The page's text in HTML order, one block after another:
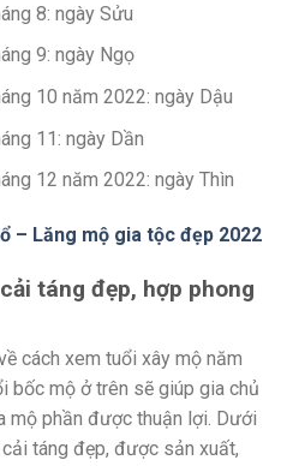
8: ngày Sửu
9: ngày Ngọ
10 năm 2022: ngày Dậu
11: ngày Dần
12 năm 2022: ngày Thìn
– Lăng mộ gia tộc đẹp 2022
táng đẹp, hợp phong
cách xem tuổi xây mộ năm
bốc mộ ở trên sẽ giúp gia chủ
mộ phần được thuận lợi. Dưới
táng đẹp, được sản xuất,